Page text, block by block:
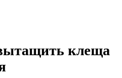
клеща